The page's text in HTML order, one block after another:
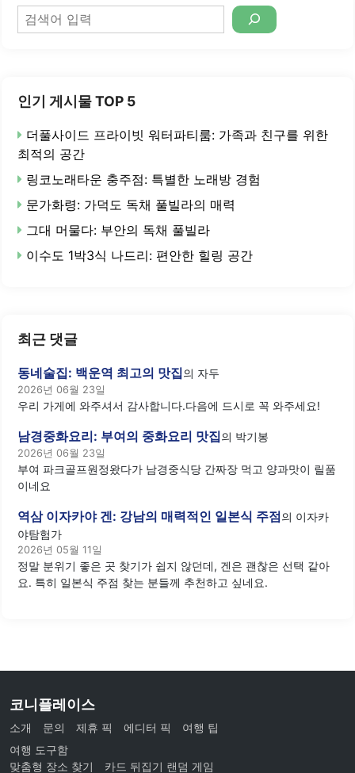
검
색
인기 게시물 TOP 5
더풀사이드 프라이빗 워터파티룸: 가족과 친구를 위한
최적의 공간
링코노래타운 충주점: 특별한 노래방 경험
문가화령: 가덕도 독채 풀빌라의 매력
그대 머물다: 부안의 독채 풀빌라
이수도 1박3식 나드리: 편안한 힐링 공간
최근 댓글
동네술집: 백운역 최고의 맛집의 자두
2026년 06월 23일
우리 가게에 와주셔서 감사합니다.다음에 드시로 꼭 와주세요!
남경중화요리: 부여의 중화요리 맛집의 박기봉
2026년 06월 23일
부여 파크골프원정왔다가 남경중식당 간짜장 먹고 양과맛이 릴품
이네요
역삼 이자카야 겐: 강남의 매력적인 일본식 주점의 이자카
야탐험가
2026년 05월 11일
정말 분위기 좋은 곳 찾기가 쉽지 않던데, 겐은 괜찮은 선택 같아
요. 특히 일본식 주점 찾는 분들께 추천하고 싶네요.
코니플레이스
소개 문의 제휴 픽 에디터 픽
여행 팁
여행 도구함
맞춤형 장소 찾기
카드 뒤집기 랜덤 게임